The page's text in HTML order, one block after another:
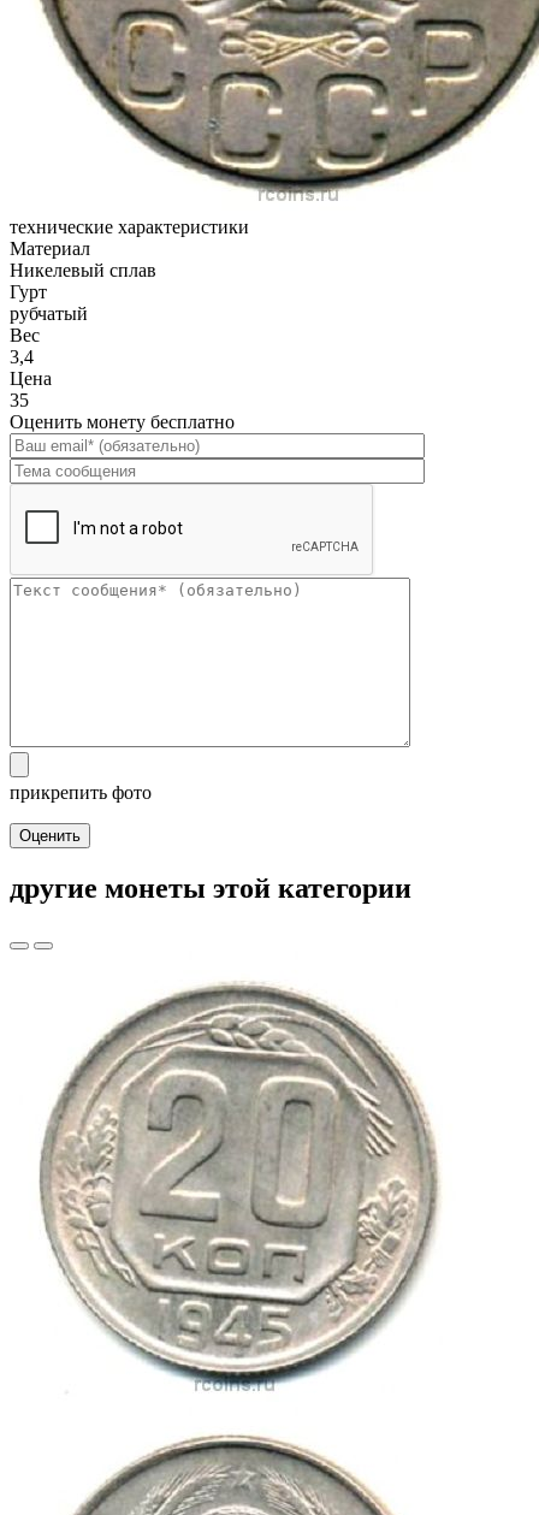
технические характеристики
Материал
Никелевый сплав
Гурт
рубчатый
Вес
3,4
Цена
35
Оценить монету бесплатно
прикрепить фото
Оценить
другие монеты этой категории